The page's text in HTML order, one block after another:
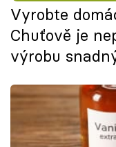
Vyrobte
Chuťově je
výrobu